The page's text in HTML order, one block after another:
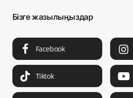
Бізге жазылыңыздар
Facebook
Tiktok